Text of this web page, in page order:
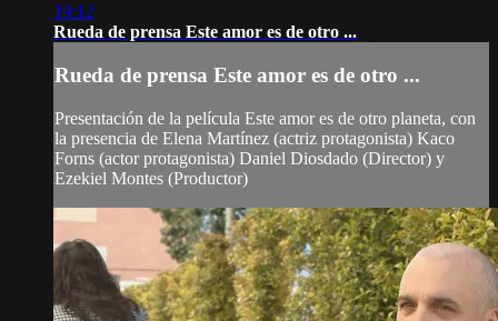
19:12
Rueda de prensa Este amor es de otro ...
Rueda de prensa Este amor es de otro ...
Presentación de la película Este amor es de otro planeta, con
la presencia de Elena Martínez (actriz protagonista) Kaco
Forns (actor protagonista) Daniel Diosdado (Director) y
Ezekiel Montes (Productor)